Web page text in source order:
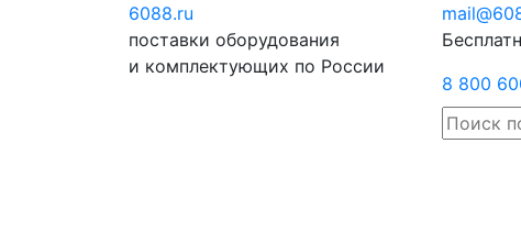
6088.ru
поставки оборудования
и комплектующих по России
8 800
Отправить